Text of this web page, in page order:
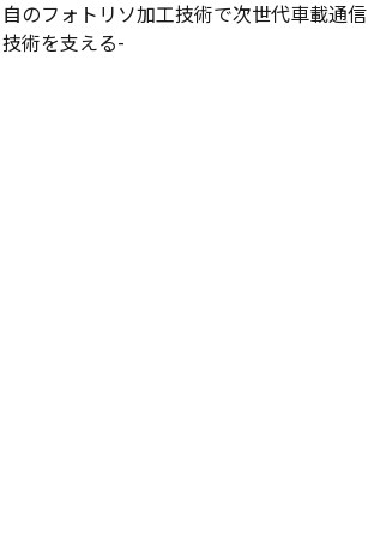
自のフォトリソ加工技術で次世代車載通信
技術を支える-